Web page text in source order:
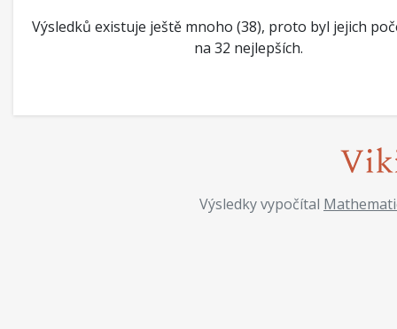
Výsledků existuje ještě mnoho (38), proto byl jejich
na 32 nejlepších.
Výsledky vypočítal